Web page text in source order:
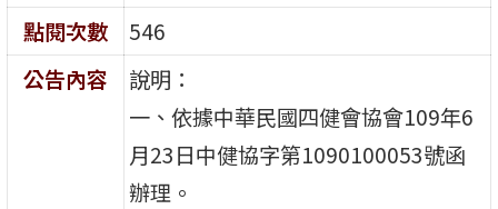
點閱次數
546
公告內容
說明：
一、依據中華民國四健會協會109年6
月23日中健協字第1090100053號函
辦理。